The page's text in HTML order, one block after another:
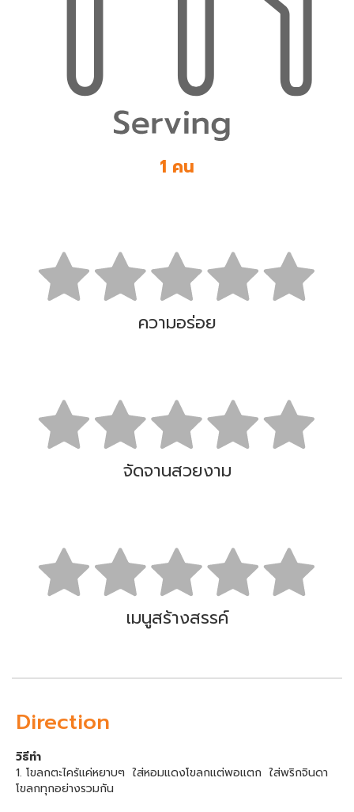
1 คน
ความอร่อย
จัดจานสวยงาม
เมนูสร้างสรรค์
Direction
วิธีทำ
1. โขลกตะไคร้แค่หยาบๆ ใส่หอมแดงโขลกแต่พอแตก ใส่พริกจินดา
โขลกทุกอย่างรวมกัน